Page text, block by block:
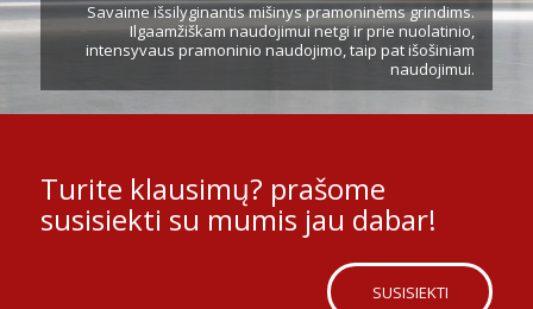
Savaime išsilyginantis mišinys pramoninėms grindims.
Ilgaamžiškam naudojimui netgi ir prie nuolatinio,
intensyvaus pramoninio naudojimo, taip pat išošiniam
naudojimui.
Turite klausimų? prašome
susisiekti su mumis jau dabar!
SUSISIEKTI